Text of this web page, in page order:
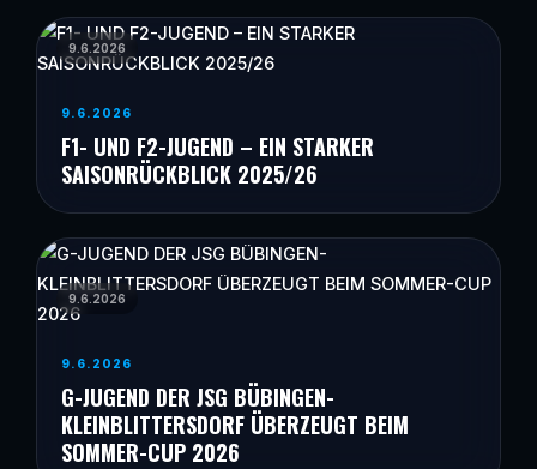
9.6.2026
9.6.2026
F1- UND F2-JUGEND – EIN STARKER
SAISONRÜCKBLICK 2025/26
9.6.2026
9.6.2026
G-JUGEND DER JSG BÜBINGEN-
KLEINBLITTERSDORF ÜBERZEUGT BEIM
SOMMER-CUP 2026